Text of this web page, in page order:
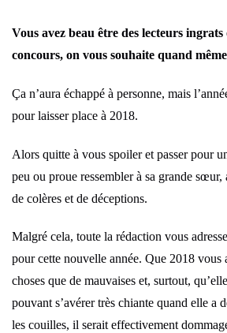
Vous avez beau être des lecteurs
concours, on vous souhaite quand
Ça n’aura échappé à personne, mais
pour laisser place à 2018.
Alors quitte à vous spoiler et passer pour
peu ou proue ressembler à sa grande sœur,
de colères et de déceptions.
Malgré cela, toute la rédaction vous
pour cette nouvelle année. Que 2018 vous
choses que de mauvaises et, surtout,
pouvant s’avérer très chiante quand elle a
les couilles, il serait effectivement